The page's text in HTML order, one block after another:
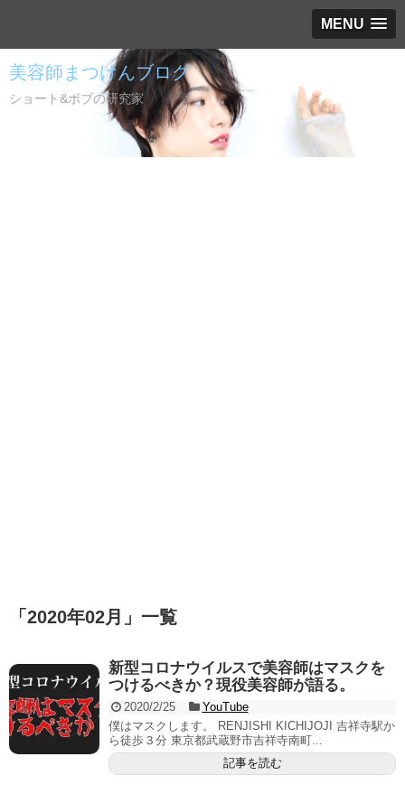
MENU
美容師まつけんブログ
ショート&ボブの研究家
「 2020年02月 」 一覧
新型コロナウイルスで美容師はマスクを
つけるべきか？現役美容師が語る。
2020/2/25
YouTube
僕はマスクします。 RENJISHI KICHIJOJI 吉祥寺駅か
ら徒歩３分 東京都武蔵野市吉祥寺南町...
記事を読む